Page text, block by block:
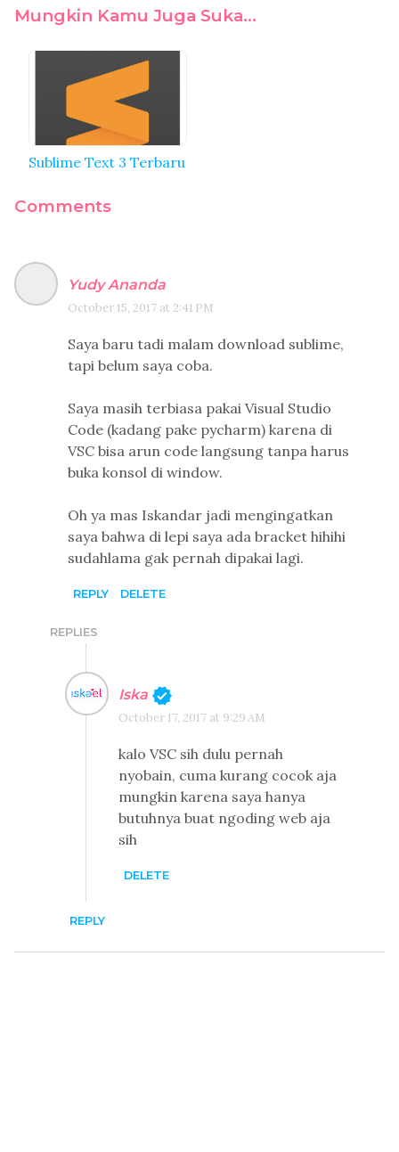
Mungkin Kamu Juga Suka...
Sublime Text 3 Terbaru
Comments
Yudy Ananda
October 15, 2017 at 2:41 PM
Saya baru tadi malam download sublime,
tapi belum saya coba.
Saya masih terbiasa pakai Visual Studio
Code (kadang pake pycharm) karena di
VSC bisa arun code langsung tanpa harus
buka konsol di window.
Oh ya mas Iskandar jadi mengingatkan
saya bahwa di lepi saya ada bracket hihihi
sudahlama gak pernah dipakai lagi.
REPLY DELETE
REPLIES
Iska
October 17, 2017 at 9:29 AM
kalo VSC sih dulu pernah
nyobain, cuma kurang cocok aja
mungkin karena saya hanya
butuhnya buat ngoding web aja
sih
DELETE
REPLY